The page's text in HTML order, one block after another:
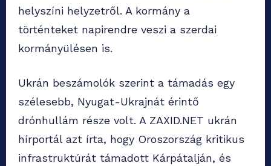
helyszíni helyzetről. A kormány a
történteket napirendre veszi a szerdai
kormányülésen is.
Ukrán beszámolók szerint a támadás egy
szélesebb, Nyugat-Ukrajnát érintő
drónhullám része volt. A ZAXID.NET ukrán
hírportál azt írta, hogy Oroszország kritikus
infrastruktúrát támadott Kárpátalján, és